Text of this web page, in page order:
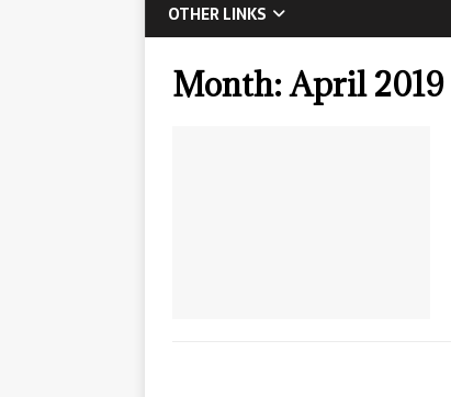
OTHER LINKS
Month:April 2019